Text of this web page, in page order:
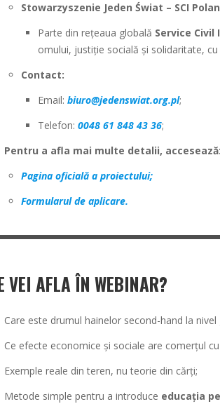
Stowarzyszenie Jeden Świat – SCI
Parte din rețeaua globală Service Civil
omului, justiție socială și solidaritate,
Contact:
Email: biuro@jedenswiat.org.pl;
Telefon: 0048 61 848 43 36;
Pentru a afla mai multe detalii, accesează:
Pagina oficială a proiectului;
Formularul de aplicare.
VEI AFLA ÎN WEBINAR?
Care este drumul hainelor second-hand la nivel
Ce efecte economice și sociale are comerțul
Exemple reale din teren, nu teorie din cărți;
Metode simple pentru a introduce educația